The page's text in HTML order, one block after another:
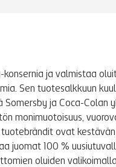
ja valmistaa
Sen tuotesalkkuun
ja Coca-Colan
monimuotoisuus,
ovat
juomat 100 %
oluiden